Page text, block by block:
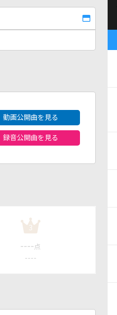
動画公開曲を見る
録音公開曲を見る
3
---- 点
----